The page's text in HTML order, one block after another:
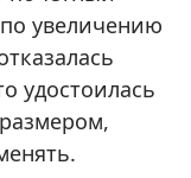
увеличению
удостоилась